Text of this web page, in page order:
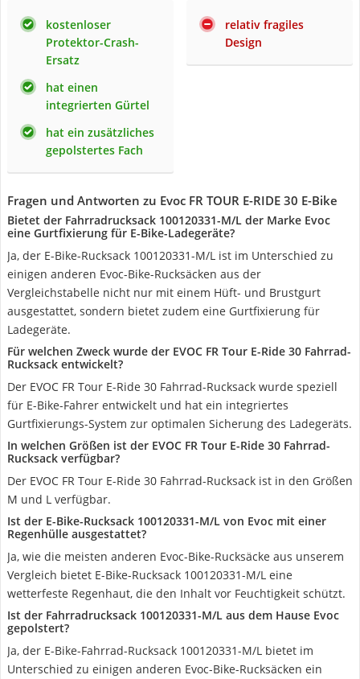
kostenloser
Protektor-Crash-
Ersatz
hat einen
integrierten Gürtel
hat ein zusätzliches
gepolstertes Fach
relativ fragiles
Design
Fragen und Antworten zu Evoc FR TOUR E-RIDE 30 E-Bike
Bietet der Fahrradrucksack 100120331-M/L der Marke Evoc
eine Gurtfixierung für E-Bike-Ladegeräte?
Ja, der E-Bike-Rucksack 100120331-M/L ist im Unterschied zu
einigen anderen Evoc-Bike-Rucksäcken aus der
Vergleichstabelle nicht nur mit einem Hüft- und Brustgurt
ausgestattet, sondern bietet zudem eine Gurtfixierung für
Ladegeräte.
Für welchen Zweck wurde der EVOC FR Tour E-Ride 30 Fahrrad-
Rucksack entwickelt?
Der EVOC FR Tour E-Ride 30 Fahrrad-Rucksack wurde speziell
für E-Bike-Fahrer entwickelt und hat ein integriertes
Gurtfixierungs-System zur optimalen Sicherung des Ladegeräts.
In welchen Größen ist der EVOC FR Tour E-Ride 30 Fahrrad-
Rucksack verfügbar?
Der EVOC FR Tour E-Ride 30 Fahrrad-Rucksack ist in den Größen
M und L verfügbar.
Ist der E-Bike-Rucksack 100120331-M/L von Evoc mit einer
Regenhülle ausgestattet?
Ja, wie die meisten anderen Evoc-Bike-Rucksäcke aus unserem
Vergleich bietet E-Bike-Rucksack 100120331-M/L eine
wetterfeste Regenhaut, die den Inhalt vor Feuchtigkeit schützt.
Ist der Fahrradrucksack 100120331-M/L aus dem Hause Evoc
gepolstert?
Ja, der E-Bike-Fahrrad-Rucksack 100120331-M/L bietet im
Unterschied zu einigen anderen Evoc-Bike-Rucksäcken ein